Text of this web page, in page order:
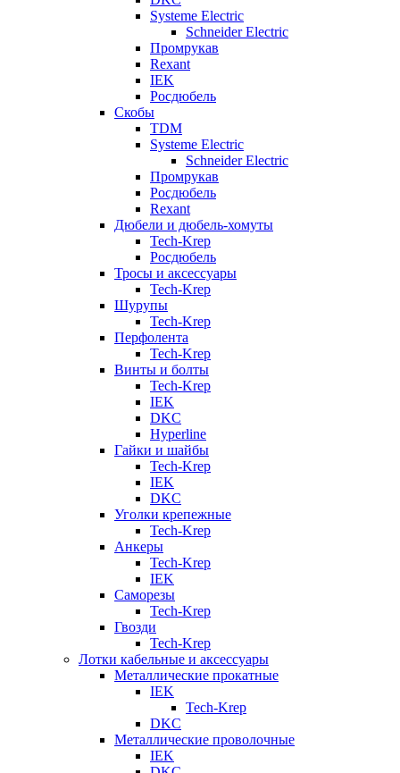
Systeme Electric
Schneider Electric
Промрукав
Rexant
IEK
Росдюбель
Скобы
TDM
Systeme Electric
Schneider Electric
Промрукав
Росдюбель
Rexant
Дюбели и дюбель-хомуты
Tech-Krep
Росдюбель
Тросы и аксессуары
Tech-Krep
Шурупы
Tech-Krep
Перфолента
Tech-Krep
Винты и болты
Tech-Krep
IEK
DKC
Hyperline
Гайки и шайбы
Tech-Krep
IEK
DKC
Уголки крепежные
Tech-Krep
Анкеры
Tech-Krep
IEK
Саморезы
Tech-Krep
Гвозди
Tech-Krep
Лотки кабельные и аксессуары
Металлические прокатные
IEK
Tech-Krep
DKC
Металлические проволочные
IEK